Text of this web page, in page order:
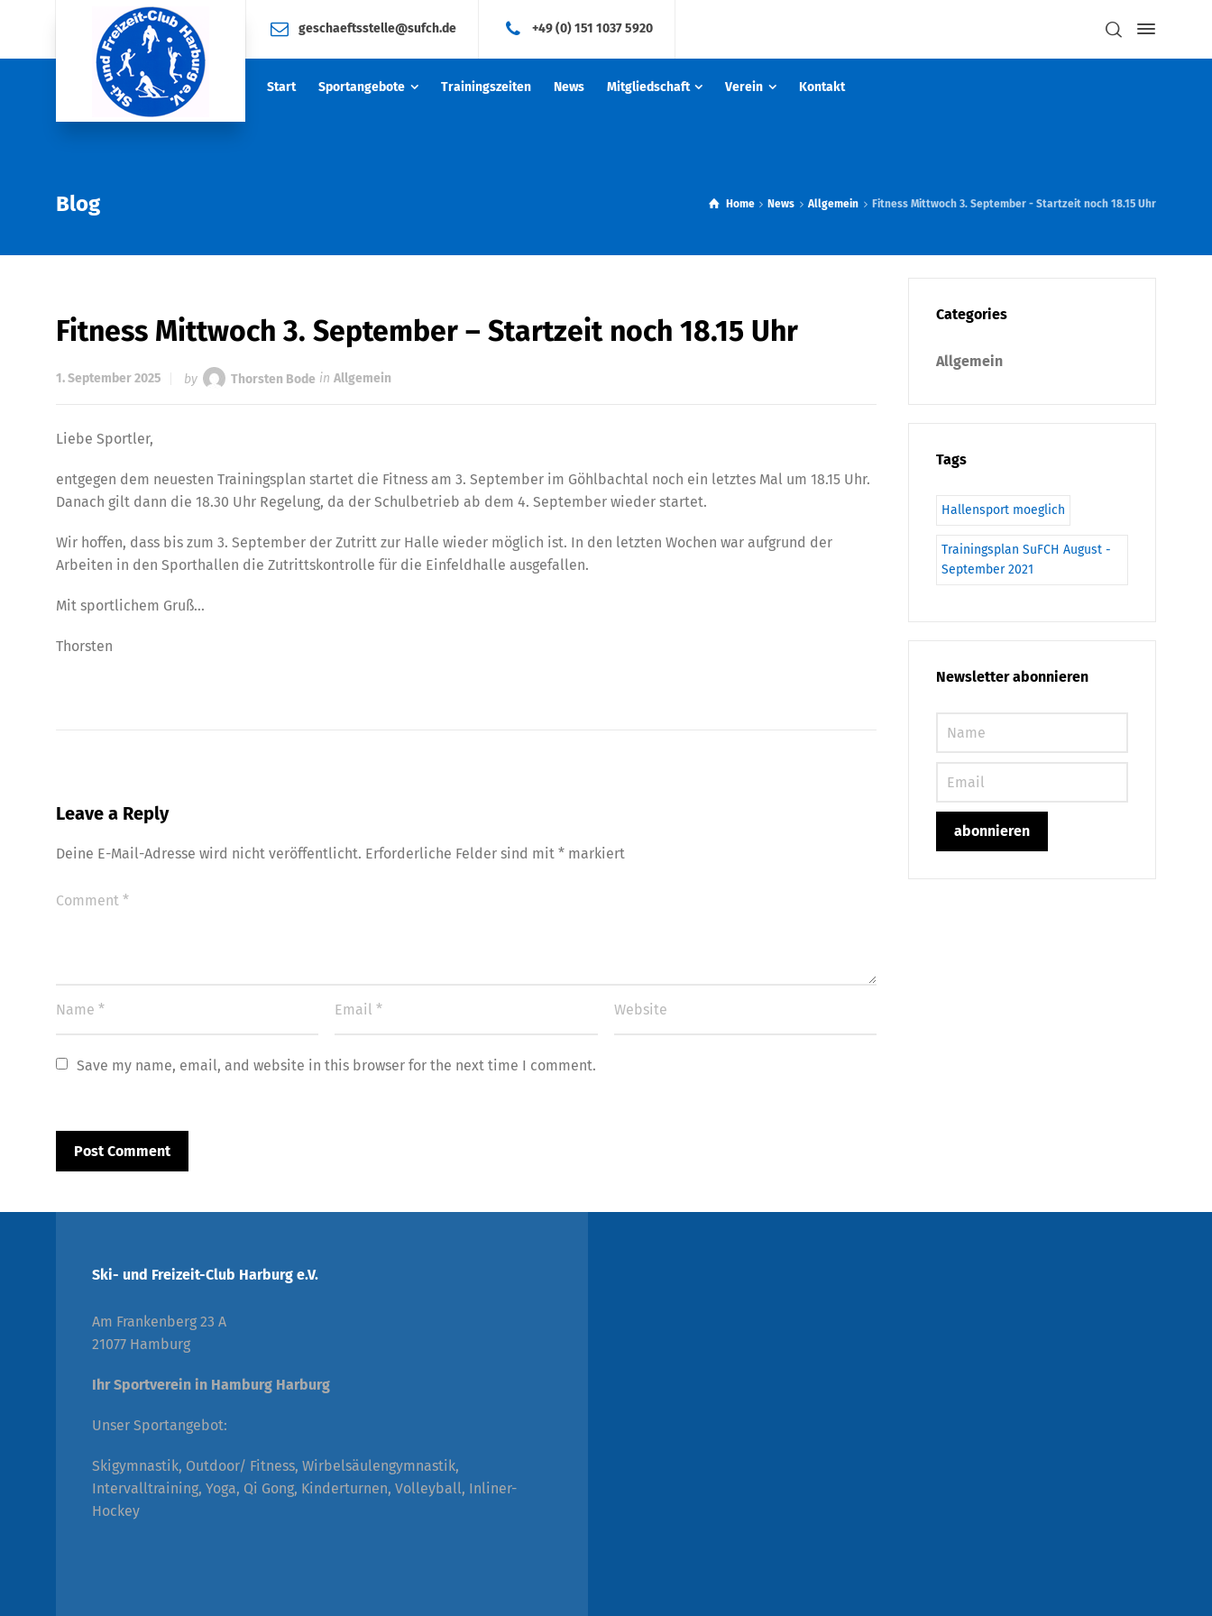
geschaeftsstelle@sufch.de +49 (0) 151 1037 5920
Start Sportangebote Trainingszeiten News Mitgliedschaft Verein Kontakt
Blog Home News Allgemein Fitness Mittwoch 3. September - Startzeit noch 18.15 Uhr
Fitness Mittwoch 3. September – Startzeit noch 18.15 Uhr
1. September 2025 by Thorsten Bode in Allgemein
Liebe Sportler,
entgegen dem neuesten Trainingsplan startet die Fitness am 3. September im Göhlbachtal noch ein letztes Mal um 18.15 Uhr.
Danach gilt dann die 18.30 Uhr Regelung, da der Schulbetrieb ab dem 4. September wieder startet.
Wir hoffen, dass bis zum 3. September der Zutritt zur Halle wieder möglich ist. In den letzten Wochen war aufgrund der
Arbeiten in den Sporthallen die Zutrittskontrolle für die Einfeldhalle ausgefallen.
Mit sportlichem Gruß…
Thorsten
Leave a Reply
Deine E-Mail-Adresse wird nicht veröffentlicht. Erforderliche Felder sind mit * markiert
Save my name, email, and website in this browser for the next time I comment.
Categories
Allgemein
Tags
Hallensport moeglich
Trainingsplan SuFCH August -
September 2021
Newsletter abonnieren
Ski- und Freizeit-Club Harburg e.V.
Am Frankenberg 23 A
21077 Hamburg
Ihr Sportverein in Hamburg Harburg
Unser Sportangebot:
Skigymnastik, Outdoor/ Fitness, Wirbelsäulengymnastik,
Intervalltraining, Yoga, Qi Gong, Kinderturnen, Volleyball, Inliner-
Hockey